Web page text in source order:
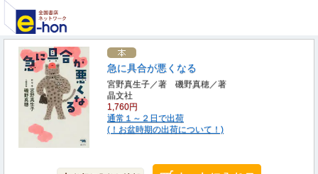
急に具合が悪くなる
宮野真生子／著 磯野真穂／著
晶文社
1,760円
通常１～２日で出荷
(！お盆時期の出荷について！)